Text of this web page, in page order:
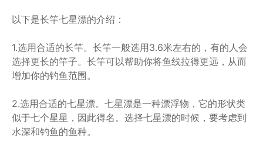
以下是长竿七星漂的介绍：
1.选用合适的长竿。长竿一般选用3.6米左右的，有的人会
选择更长的竿子。长竿可以帮助你将鱼线拉得更远，从而
增加你的钓鱼范围。
2.选用合适的七星漂。七星漂是一种漂浮物，它的形状类
似于七个星星，因此得名。选择七星漂的时候，要考虑到
水深和钓鱼的鱼种。